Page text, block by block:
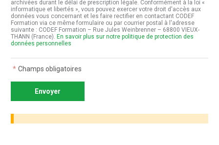
archivées durant le délai de prescription légale. Conformément à la loi «
informatique et libertés », vous pouvez exercer votre droit d'accès aux
données vous concernant et les faire rectifier en contactant CODEF
Formation via ce même formulaire ou par courrier postal à l'adresse
suivante : CODEF Formation – Rue Jules Weinbrenner – 68800 VIEUX-
THANN (France). En savoir plus sur notre politique de protection des
données personnelles
* Champs obligatoires